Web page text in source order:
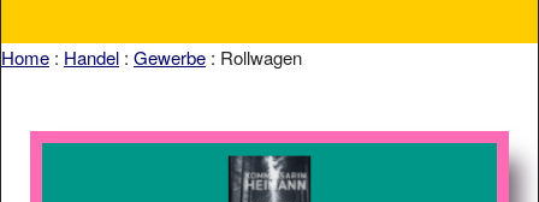
Home : Handel : Gewerbe : Rollwagen